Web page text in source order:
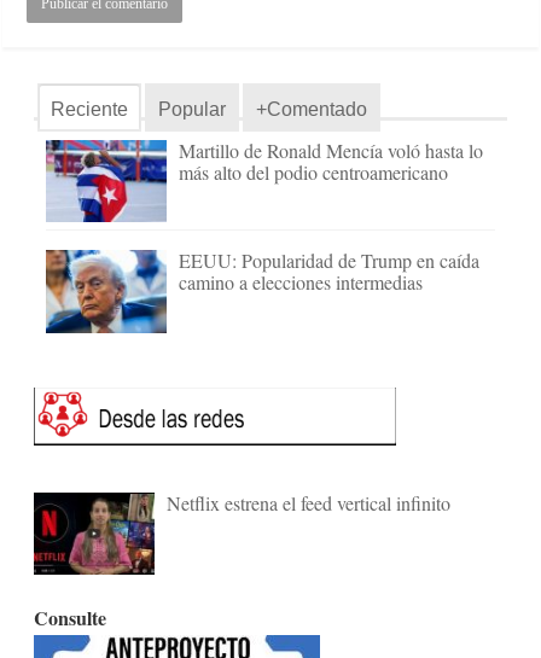
Reciente Popular +Comentado
Martillo de Ronald Mencía voló hasta lo
más alto del podio centroamericano
EEUU: Popularidad de Trump en caída
camino a elecciones intermedias
Netflix estrena el feed vertical infinito
Consulte